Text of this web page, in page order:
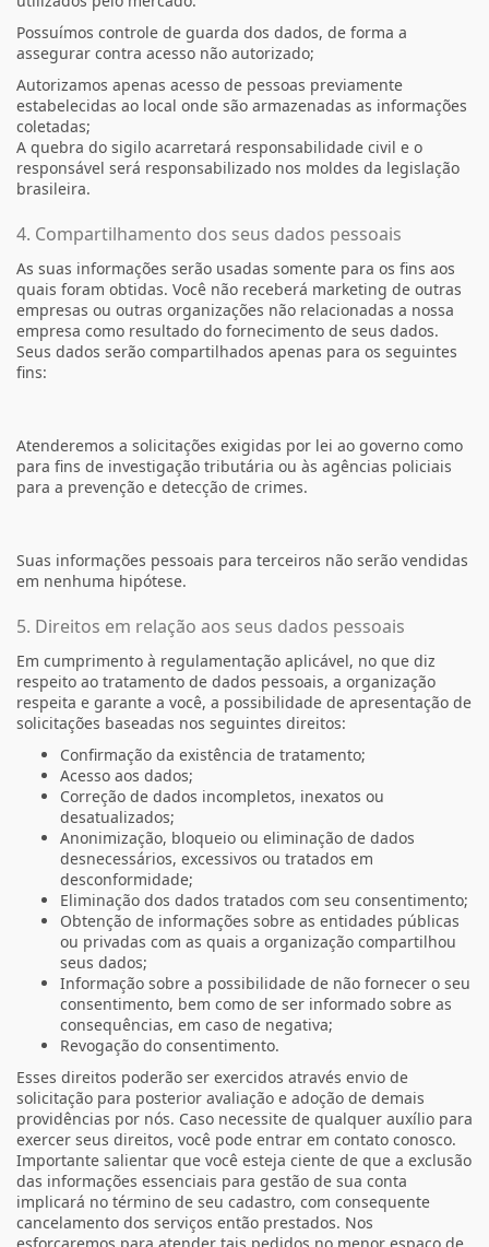
Possuímos controle de guarda dos dados, de forma a
assegurar contra acesso não autorizado;
Autorizamos apenas acesso de pessoas previamente
estabelecidas ao local onde são armazenadas as informações
coletadas;
A quebra do sigilo acarretará responsabilidade civil e o
responsável será responsabilizado nos moldes da legislação
brasileira.
4. Compartilhamento dos seus dados pessoais
As suas informações serão usadas somente para os fins aos
quais foram obtidas. Você não receberá marketing de outras
empresas ou outras organizações não relacionadas a nossa
empresa como resultado do fornecimento de seus dados.
Seus dados serão compartilhados apenas para os seguintes
fins:
Atenderemos a solicitações exigidas por lei ao governo como
para fins de investigação tributária ou às agências policiais
para a prevenção e detecção de crimes.
Suas informações pessoais para terceiros não serão vendidas
em nenhuma hipótese.
5. Direitos em relação aos seus dados pessoais
Em cumprimento à regulamentação aplicável, no que diz
respeito ao tratamento de dados pessoais, a organização
respeita e garante a você, a possibilidade de apresentação de
solicitações baseadas nos seguintes direitos:
Confirmação da existência de tratamento;
Acesso aos dados;
Correção de dados incompletos, inexatos ou
desatualizados;
Anonimização, bloqueio ou eliminação de dados
desnecessários, excessivos ou tratados em
desconformidade;
Eliminação dos dados tratados com seu consentimento;
Obtenção de informações sobre as entidades públicas
ou privadas com as quais a organização compartilhou
seus dados;
Informação sobre a possibilidade de não fornecer o seu
consentimento, bem como de ser informado sobre as
consequências, em caso de negativa;
Revogação do consentimento.
Esses direitos poderão ser exercidos através envio de
solicitação para posterior avaliação e adoção de demais
providências por nós. Caso necessite de qualquer auxílio para
exercer seus direitos, você pode entrar em contato conosco.
Importante salientar que você esteja ciente de que a exclusão
das informações essenciais para gestão de sua conta
implicará no término de seu cadastro, com consequente
cancelamento dos serviços então prestados. Nos